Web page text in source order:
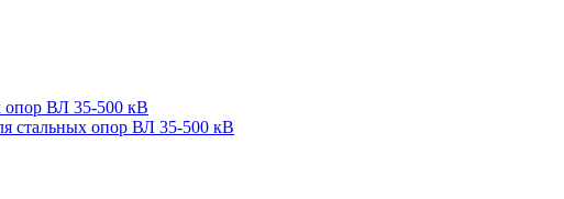
ВЛ 35-500 кВ
стальных опор ВЛ 35-500 кВ